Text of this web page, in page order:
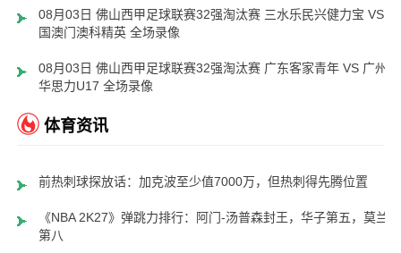
08月03日 佛山西甲足球联赛32强淘汰赛 三水乐民兴健力宝 VS 中
国澳门澳科精英 全场录像
08月03日 佛山西甲足球联赛32强淘汰赛 广东客家青年 VS 广州英
华思力U17 全场录像
体育资讯
前热刺球探放话：加克波至少值7000万，但热刺得先腾位置
《NBA 2K27》弹跳力排行：阿门-汤普森封王，华子第五，莫兰特
第八